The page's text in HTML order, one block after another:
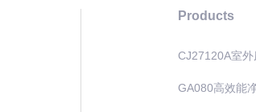
Products
CJ27120A室
GA080高效能